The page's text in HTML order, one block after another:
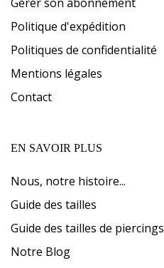
Gérer son abonnement
Politique d'expédition
Politiques de confidentialité
Mentions légales
Contact
EN SAVOIR PLUS
Nous, notre histoire...
Guide des tailles
Guide des tailles de piercings
Notre Blog